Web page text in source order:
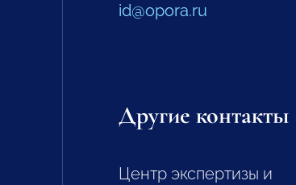
id@opora.ru
Другие контакты
Центр экспертизы и